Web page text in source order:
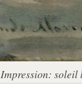
Impression: soleil